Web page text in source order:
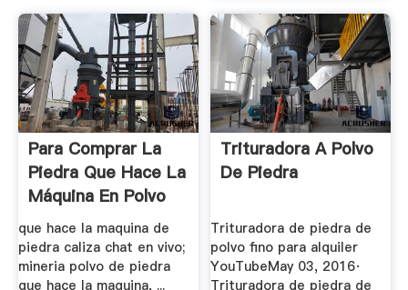
Para Comprar La
Piedra Que Hace La
Máquina En Polvo
que hace la maquina de
piedra caliza chat en vivo;
mineria polvo de piedra
que hace la maquina, ...
Trituradora A Polvo
De Piedra
Trituradora de piedra de
polvo fino para alquiler
YouTubeMay 03, 2016·
Trituradora de piedra de